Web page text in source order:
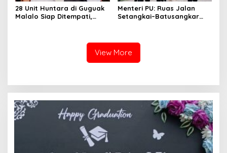
28 Unit Huntara di Guguak
Malalo Siap Ditempati,
Menteri PU: Ruas Jalan
Setangkai–Batusangkar
View More